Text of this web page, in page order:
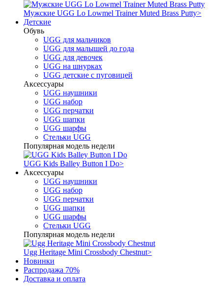
Мужские UGG Lo Lowmel Trainer Muted Brass Putty>
Детские
Обувь
UGG для мальчиков
UGG для малышей до года
UGG для девочек
UGG на шнурках
UGG детские с пуговицей
Аксессуары
UGG наушники
UGG набор
UGG перчатки
UGG шапки
UGG шарфы
Стельки UGG
Популярная модель недели
UGG Kids Balley Button I Do>
Аксессуары
UGG наушники
UGG набор
UGG перчатки
UGG шапки
UGG шарфы
Стельки UGG
Популярная модель недели
Ugg Heritage Mini Crossbody Chestnut>
Новинки
Распродажа 70%
Доставка и оплата